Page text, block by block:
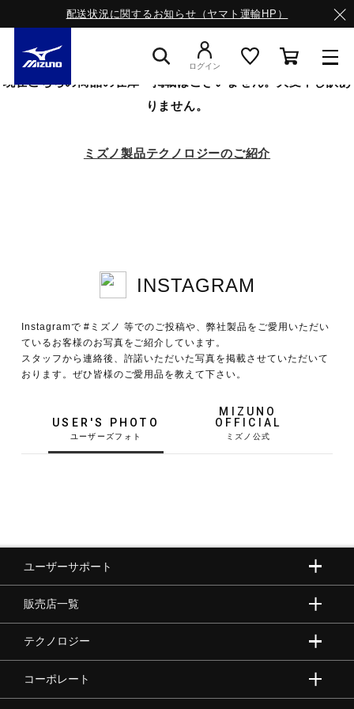
配送状況に関するお知らせ（ヤマト運輸HP）
サッカー／フットサル
トレーニング
ゴルフ
バレーボール
バドミントン
ログイン
現在こちらの商品の在庫・掲載はございません。大変申し訳あ
りません。
ミズノ製品テクノロジーのご紹介
INSTAGRAM
Instagramで #ミズノ 等でのご投稿や、弊社製品をご愛用いただい
ているお客様のお写真をご紹介しています。
スタッフから連絡後、許諾いただいた写真を掲載させていただいて
おります。ぜひ皆様のご愛用品を教えて下さい。
USER'S PHOTO
MIZUNO
OFFICIAL
ユーザーサポート
販売店一覧
テクノロジー
コーポレート